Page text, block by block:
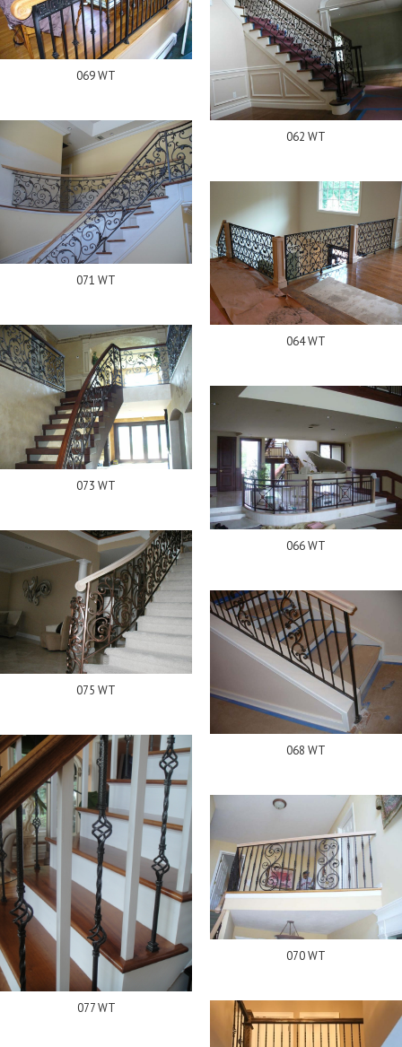
069 WT
071 WT
073 WT
075 WT
077 WT
062 WT
064 WT
066 WT
068 WT
070 WT